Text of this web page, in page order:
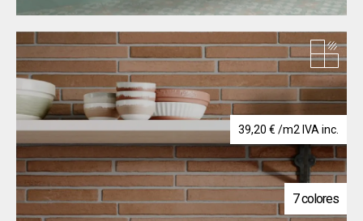
39,20 € /m2 IVA inc.
7 colores